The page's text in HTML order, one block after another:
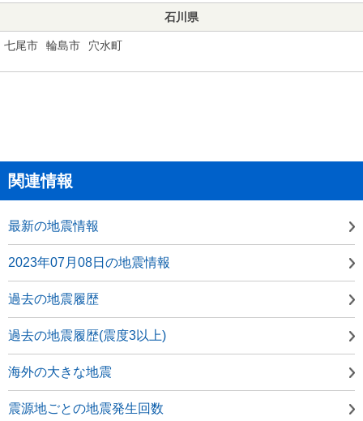
石川県
七尾市 輪島市 穴水町
関連情報
最新の地震情報
2023年07月08日の地震情報
過去の地震履歴
過去の地震履歴(震度3以上)
海外の大きな地震
震源地ごとの地震発生回数